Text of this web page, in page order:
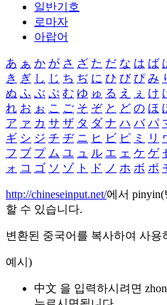
일반기호
로마자
아랍어
あ ぁ か が さ ざ た だ な は ば
き ぎ し じ ち ぢ に ひ び ぴ み
ぬ ふ ぶ ぷ む ゆ ゅ る え ぇ け
れ お ぉ こ ご そ ぞ と ど の ほ
ア ァ カ サ ザ タ ダ ナ ハ バ パ
ギ シ ジ チ ヂ ニ ヒ ビ ピ ミ リ
フ ブ プ ム ユ ュ ル エ ェ ケ ゲ
ォ コ ゴ ソ ゾ ト ド ノ ホ ボ ポ
http://chineseinput.net/에서
할 수 있습니다.
변환된 중국어를 복사하여 사용
예시)
中文 을 입력하시려면